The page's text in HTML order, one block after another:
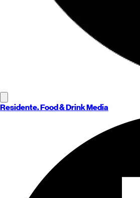
Residente. Food & Drink Media